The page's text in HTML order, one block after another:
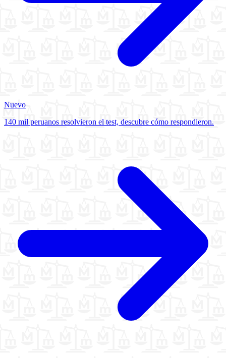
Nuevo
140 mil peruanos resolvieron el test, descubre cómo respondieron.